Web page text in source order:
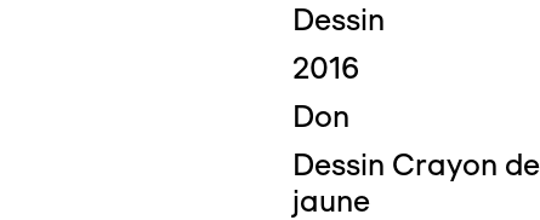
Dessin
2016
Don
Dessin Crayon
jaune